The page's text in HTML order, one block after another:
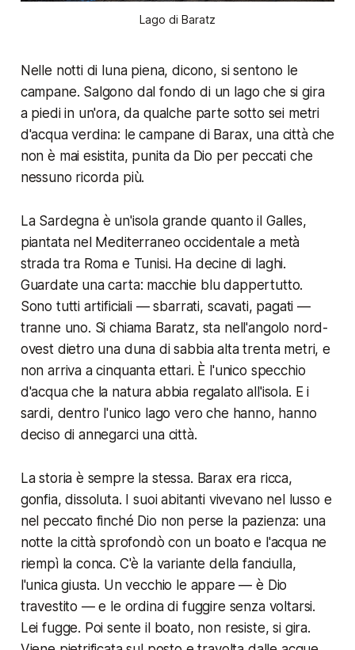
Lago di Baratz
Nelle notti di luna piena, dicono, si sentono le
campane. Salgono dal fondo di un lago che si gira
a piedi in un'ora, da qualche parte sotto sei metri
d'acqua verdina: le campane di Barax, una città che
non è mai esistita, punita da Dio per peccati che
nessuno ricorda più.
La Sardegna è un'isola grande quanto il Galles,
piantata nel Mediterraneo occidentale a metà
strada tra Roma e Tunisi. Ha decine di laghi.
Guardate una carta: macchie blu dappertutto.
Sono tutti artificiali — sbarrati, scavati, pagati —
tranne uno. Si chiama Baratz, sta nell'angolo nord-
ovest dietro una duna di sabbia alta trenta metri, e
non arriva a cinquanta ettari. È l'unico specchio
d'acqua che la natura abbia regalato all'isola. E i
sardi, dentro l'unico lago vero che hanno, hanno
deciso di annegarci una città.
La storia è sempre la stessa. Barax era ricca,
gonfia, dissoluta. I suoi abitanti vivevano nel lusso e
nel peccato finché Dio non perse la pazienza: una
notte la città sprofondò con un boato e l'acqua ne
riempì la conca. C'è la variante della fanciulla,
l'unica giusta. Un vecchio le appare — è Dio
travestito — e le ordina di fuggire senza voltarsi.
Lei fugge. Poi sente il boato, non resiste, si gira.